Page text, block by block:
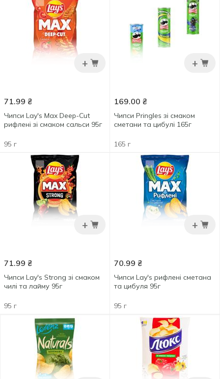
+
71.99 ₴
Чипси Lay's Max Deep-Cut
рифлені зі смаком сальси 95г
95 г
+
169.00 ₴
Чипси Pringles зі смаком
сметани та цибулі 165г
165 г
+
71.99 ₴
Чипси Lay's Strong зі смаком
чилі та лайму 95г
95 г
+
70.99 ₴
Чипси Lay's рифлені сметана
та цибуля 95г
95 г